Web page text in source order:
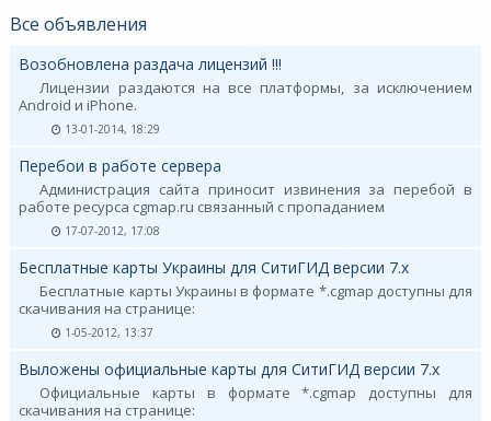
Все объявления
Возобновлена раздача лицензий !!!
Лицензии раздаются на все платформы, за исключением
Android и iPhone.
13-01-2014, 18:29
Перебои в работе сервера
Администрация сайта приносит извинения за перебой в
работе ресурса cgmap.ru связанный с пропаданием
17-07-2012, 17:08
Бесплатные карты Украины для СитиГИД версии 7.х
Бесплатные карты Украины в формате *.cgmap доступны для
скачивания на странице:
1-05-2012, 13:37
Выложены официальные карты для СитиГИД версии 7.х
Официальные карты в формате *.cgmap доступны для
скачивания на странице: